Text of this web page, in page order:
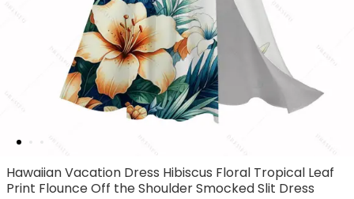
Hawaiian Vacation Dress Hibiscus Floral Tropical Leaf
Print Flounce Off the Shoulder Smocked Slit Dress